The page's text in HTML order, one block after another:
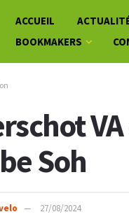
ACCUEIL
BOOKMAKERS
Soh
27/08/2024